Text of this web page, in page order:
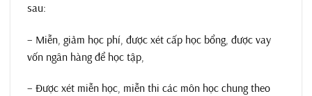
sau:
– Miễn, giảm học phí, được xét cấp học bổng, được vay
vốn ngân hàng để học tập,
– Được xét miễn học, miễn thi các môn học chung theo